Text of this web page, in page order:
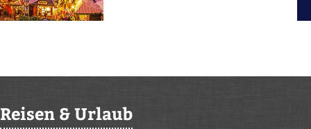
Reisen & Urlaub